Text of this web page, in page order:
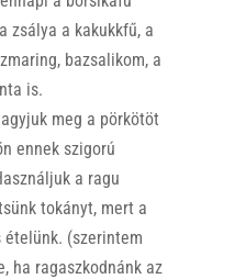
zsálya a kakukkfű, a
bazsalikom, a
is.
meg a pörkötöt
ennek szigorú
a ragu
tokányt, mert a
(szerintem
ha ragaszkodnánk az